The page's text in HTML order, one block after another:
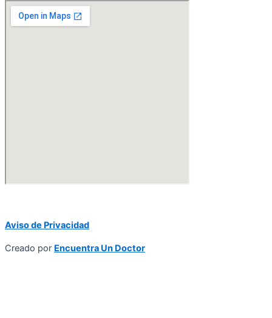
Aviso de Privacidad
Creado por Encuentra Un Doctor